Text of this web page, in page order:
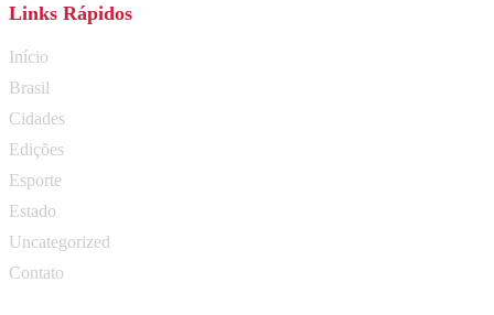
Links Rápidos
Início
Brasil
Cidades
Edições
Esporte
Estado
Uncategorized
Contato